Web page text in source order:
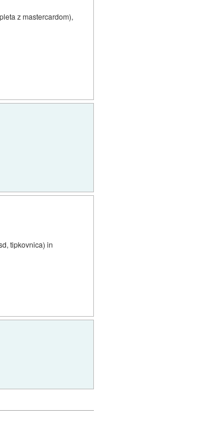
z mastercardom),
tipkovnica) in